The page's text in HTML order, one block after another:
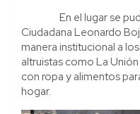
En el lugar se pudo
Ciudadana Leonardo
manera institucional a
altruistas como La
con ropa y alimentos
hogar.